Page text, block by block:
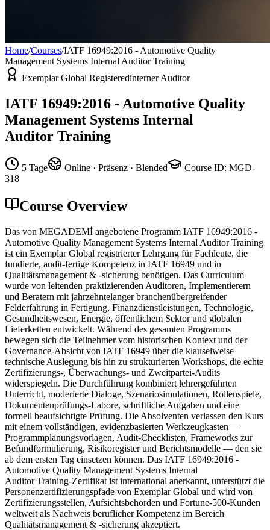
Home/Courses/IATF 16949:2016 - Automotive Quality
Management Systems Internal Auditor Training
Exemplar Global Registeredinterner Auditor
IATF 16949:2016 - Automotive Quality
Management Systems Internal
Auditor Training
5 Tage Online · Präsenz · Blended Course ID: MGD-
318
Course Overview
Das von MEGADEMİ angebotene Programm IATF 16949:2016 -
Automotive Quality Management Systems Internal Auditor Training
ist ein Exemplar Global registrierter Lehrgang für Fachleute, die
fundierte, audit-fertige Kompetenz in IATF 16949 und in
Qualitätsmanagement & -sicherung benötigen. Das Curriculum
wurde von leitenden praktizierenden Auditoren, Implementierern
und Beratern mit jahrzehntelanger branchenübergreifender
Felderfahrung in Fertigung, Finanzdienstleistungen, Technologie,
Gesundheitswesen, Energie, öffentlichem Sektor und globalen
Lieferketten entwickelt. Während des gesamten Programms
bewegen sich die Teilnehmer vom historischen Kontext und der
Governance-Absicht von IATF 16949 über die klauselweise
technische Auslegung bis hin zu strukturierten Workshops, die echte
Zertifizierungs-, Überwachungs- und Zweitpartei-Audits
widerspiegeln. Die Durchführung kombiniert lehrergeführten
Unterricht, moderierte Dialoge, Szenariosimulationen, Rollenspiele,
Dokumentenprüfungs-Labore, schriftliche Aufgaben und eine
formell beaufsichtigte Prüfung. Die Absolventen verlassen den Kurs
mit einem vollständigen, evidenzbasierten Werkzeugkasten —
Programmplanungsvorlagen, Audit-Checklisten, Frameworks zur
Befundformulierung, Risikoregister und Berichtsmodelle — den sie
ab dem ersten Tag einsetzen können. Das IATF 16949:2016 -
Automotive Quality Management Systems Internal
Auditor Training-Zertifikat ist international anerkannt, unterstützt die
Personenzertifizierungspfade von Exemplar Global und wird von
Zertifizierungsstellen, Aufsichtsbehörden und Fortune-500-Kunden
weltweit als Nachweis beruflicher Kompetenz im Bereich
Qualitätsmanagement & -sicherung akzeptiert.